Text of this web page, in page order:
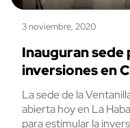
3 noviembre, 2020
Inauguran sede
inversiones en
La sede de la
abierta hoy en La
para estimular la